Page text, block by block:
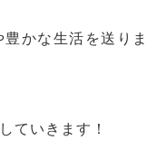
かな生活を送りま
ていきます！